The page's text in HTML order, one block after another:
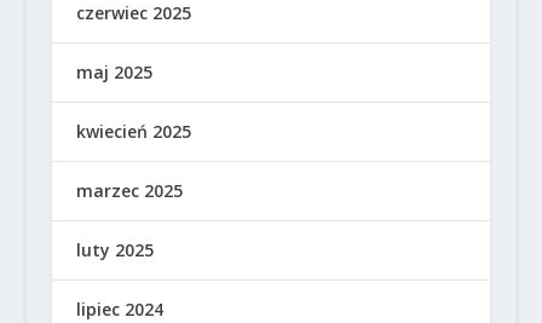
czerwiec 2025
maj 2025
kwiecień 2025
marzec 2025
luty 2025
lipiec 2024